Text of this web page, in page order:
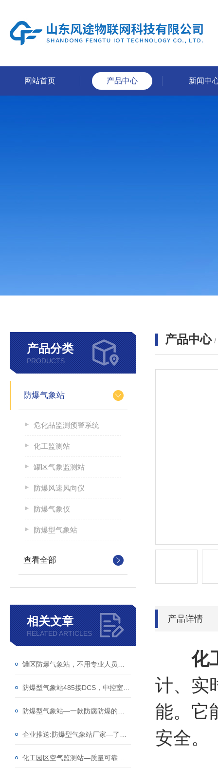
网站首页 产品中心 新闻中
产品分类
PRODUCTS
防爆气象站
危化品监测预警系统
化工监测站
罐区气象监测站
防爆风速风向仪
防爆气象仪
防爆型气象站
查看全部
相关文章
RELATED ARTICLES
产品中心 /
产品详情
化
计、实
能。它
安全。